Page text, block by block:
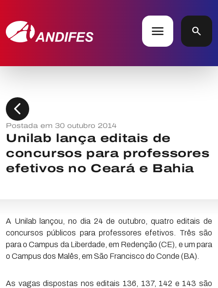
menu search
chevron_left
Postada em 30 outubro 2014
Unilab lança editais de
concursos para professores
efetivos no Ceará e Bahia
A Unilab lançou, no dia 24 de outubro, quatro editais de
concursos públicos para professores efetivos. Três são
para o Campus da Liberdade, em Redenção (CE), e um para
o Campus dos Malês, em São Francisco do Conde (BA).
As vagas dispostas nos editais 136, 137, 142 e 143 são